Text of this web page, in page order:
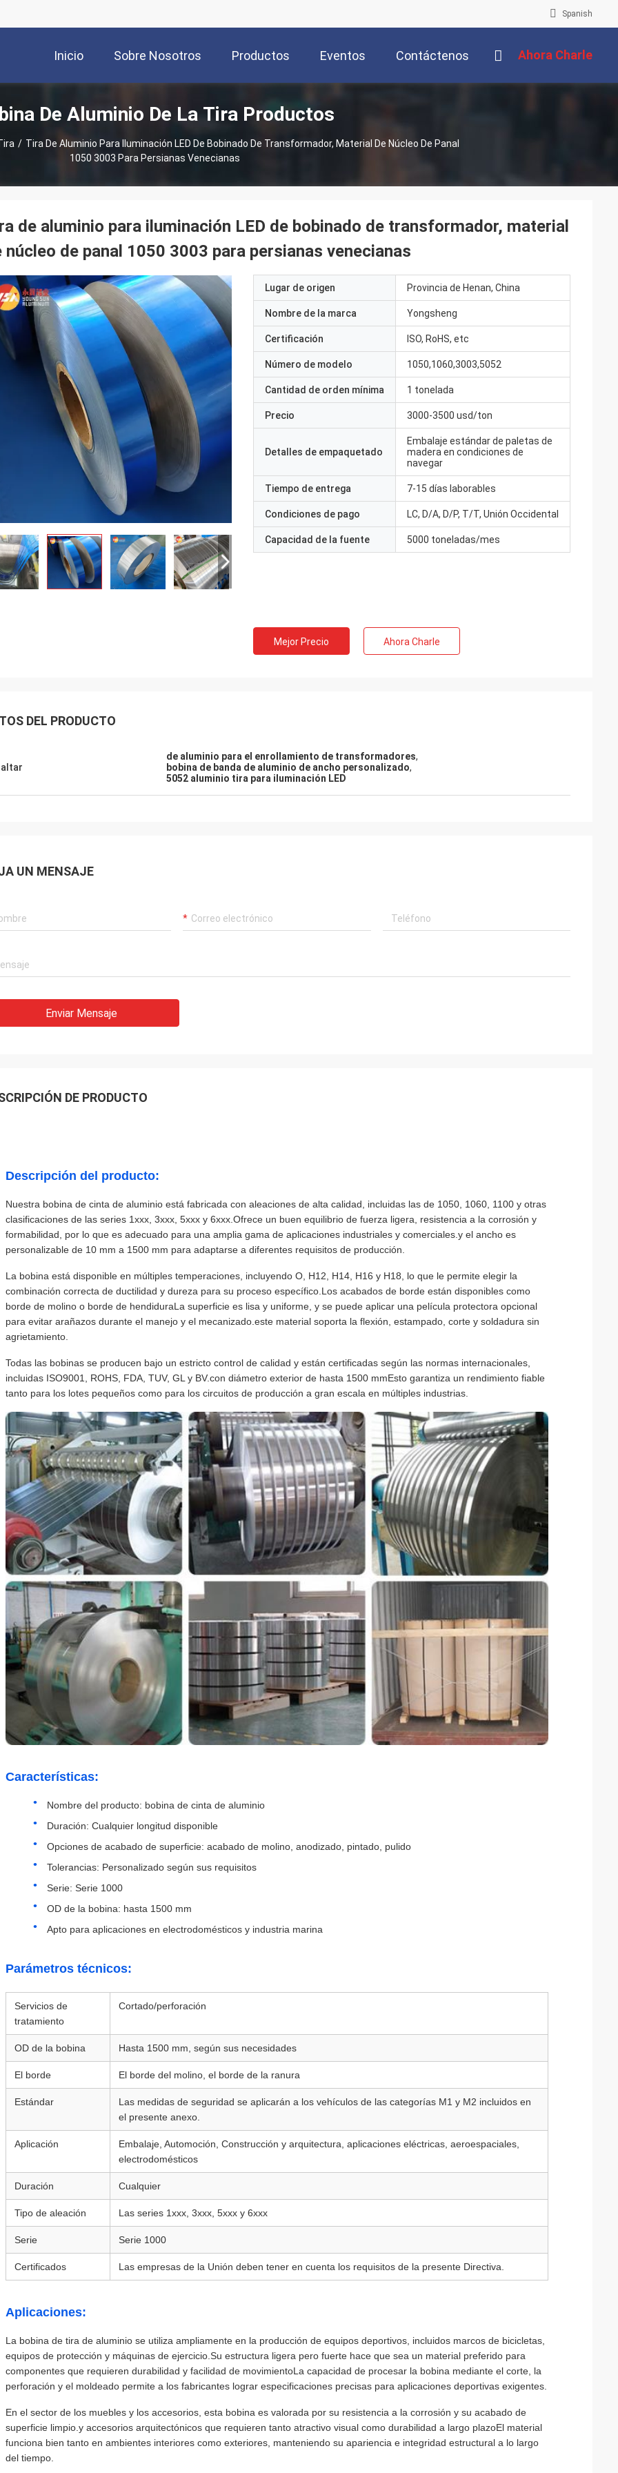
Spanish
Inicio Sobre Nosotros Productos Eventos Contáctenos Ahora Charle
De Aluminio De La Tira Productos
/ Tira De Aluminio Para Iluminación LED De Bobinado De Transformador, Material De Núcleo De Panal
1050 3003 Para Persianas Venecianas
de aluminio para iluminación LED de bobinado de transformador, material
núcleo de panal 1050 3003 para persianas venecianas
Lugar de origen Provincia de Henan, China
Nombre de la marca Yongsheng
Certificación ISO, RoHS, etc
Número de modelo 1050,1060,3003,5052
Cantidad de orden mínima 1 tonelada
Precio 3000-3500 usd/ton
Detalles de empaquetado
Embalaje estándar de paletas de
madera en condiciones de
navegar
Tiempo de entrega 7-15 días laborables
Condiciones de pago LC, D/A, D/P, T/T, Unión Occidental
Capacidad de la fuente 5000 toneladas/mes
Mejor Precio Ahora Charle
DEL PRODUCTO
de aluminio para el enrollamiento de transformadores,
bobina de banda de aluminio de ancho personalizado,
5052 aluminio tira para iluminación LED
UN MENSAJE
Enviar Mensaje
DE PRODUCTO
Descripción del producto:
Nuestra bobina de cinta de aluminio está fabricada con aleaciones de alta calidad, incluidas las de 1050, 1060, 1100 y otras
clasificaciones de las series 1xxx, 3xxx, 5xxx y 6xxx.Ofrece un buen equilibrio de fuerza ligera, resistencia a la corrosión y
formabilidad, por lo que es adecuado para una amplia gama de aplicaciones industriales y comerciales.y el ancho es
personalizable de 10 mm a 1500 mm para adaptarse a diferentes requisitos de producción.
La bobina está disponible en múltiples temperaciones, incluyendo O, H12, H14, H16 y H18, lo que le permite elegir la
combinación correcta de ductilidad y dureza para su proceso específico.Los acabados de borde están disponibles como
borde de molino o borde de hendiduraLa superficie es lisa y uniforme, y se puede aplicar una película protectora opcional
para evitar arañazos durante el manejo y el mecanizado.este material soporta la flexión, estampado, corte y soldadura sin
agrietamiento.
Todas las bobinas se producen bajo un estricto control de calidad y están certificadas según las normas internacionales,
incluidas ISO9001, ROHS, FDA, TUV, GL y BV.con diámetro exterior de hasta 1500 mmEsto garantiza un rendimiento fiable
tanto para los lotes pequeños como para los circuitos de producción a gran escala en múltiples industrias.
Características:
Nombre del producto: bobina de cinta de aluminio
Duración: Cualquier longitud disponible
Opciones de acabado de superficie: acabado de molino, anodizado, pintado, pulido
Tolerancias: Personalizado según sus requisitos
Serie: Serie 1000
OD de la bobina: hasta 1500 mm
Apto para aplicaciones en electrodomésticos y industria marina
Parámetros técnicos:
Servicios de
tratamiento
Cortado/perforación
OD de la bobina Hasta 1500 mm, según sus necesidades
El borde El borde del molino, el borde de la ranura
Estándar
Las medidas de seguridad se aplicarán a los vehículos de las categorías M1 y M2 incluidos en
el presente anexo.
Aplicación
Embalaje, Automoción, Construcción y arquitectura, aplicaciones eléctricas, aeroespaciales,
electrodomésticos
Duración Cualquier
Tipo de aleación Las series 1xxx, 3xxx, 5xxx y 6xxx
Serie Serie 1000
Certificados Las empresas de la Unión deben tener en cuenta los requisitos de la presente Directiva.
Aplicaciones:
La bobina de tira de aluminio se utiliza ampliamente en la producción de equipos deportivos, incluidos marcos de bicicletas,
equipos de protección y máquinas de ejercicio.Su estructura ligera pero fuerte hace que sea un material preferido para
componentes que requieren durabilidad y facilidad de movimientoLa capacidad de procesar la bobina mediante el corte, la
perforación y el moldeado permite a los fabricantes lograr especificaciones precisas para aplicaciones deportivas exigentes.
En el sector de los muebles y los accesorios, esta bobina es valorada por su resistencia a la corrosión y su acabado de
superficie limpio.y accesorios arquitectónicos que requieren tanto atractivo visual como durabilidad a largo plazoEl material
funciona bien tanto en ambientes interiores como exteriores, manteniendo su apariencia e integridad estructural a lo largo
del tiempo.